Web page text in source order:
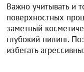
Важно учитывать и
поверхностных
заметный
глубокий пилинг.
избегать